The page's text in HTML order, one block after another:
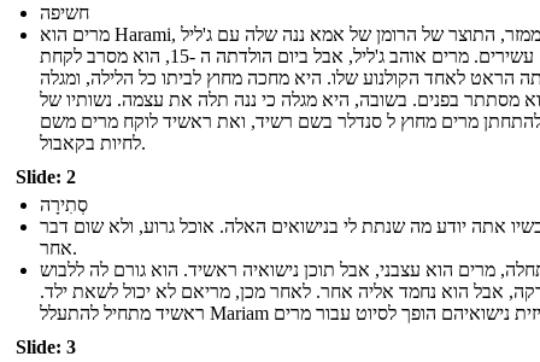
חשיפה
מרים הוא Harami, ממזר, התוצר של הרומן של אמא ננה שלה עם ג'ליל
עסקים עשירים. מרים אוהב ג'ליל, אבל ביום הולדתה ה -15, הוא מסרב לקחת
הראט לאחד הקולנוע שלו. היא מחכה מחוץ לביתו כל הלילה, ומגלה
מסתתר בפנים. בשובה, היא מגלה כי ננה תלה את עצמה. נשותיו של
להתחתן מרים מחוץ ל סנדלר בשם רשיד, ואת ראשיד לוקח מרים משם
לחיות בקאבול.
Slide: 2
סְתִירָה
אתה יודע מה שנתת לי בנישואים האלה. אוכל גרוע, ולא שום דבר
אחר.
מרים הוא עצבני, אבל תוכן נישואיה ראשיד. הוא גורם לה ללבוש
אבל הוא נחמד אליה אחר. לאחר מכן, מריאם לא יכול לשאת ילד.
Slide: 3